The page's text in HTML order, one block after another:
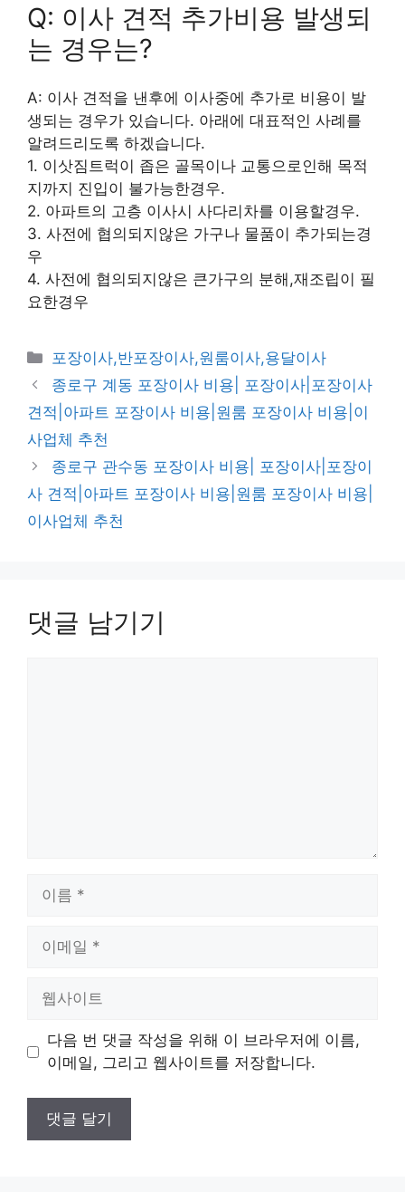
Q: 이사 견적 추가비용 발생되
는 경우는?
A: 이사 견적을 낸후에 이사중에 추가로 비용이 발
생되는 경우가 있습니다. 아래에 대표적인 사례를
알려드리도록 하겠습니다.
1. 이삿짐트럭이 좁은 골목이나 교통으로인해 목적
지까지 진입이 불가능한경우.
2. 아파트의 고층 이사시 사다리차를 이용할경우.
3. 사전에 협의되지않은 가구나 물품이 추가되는경
우
4. 사전에 협의되지않은 큰가구의 분해,재조립이 필
요한경우
카
테
고
리
포장이사,반포장이사,원룸이사,용달이사
종로구 계동 포장이사 비용| 포장이사|포장이사
견적|아파트 포장이사 비용|원룸 포장이사 비용|이
사업체 추천
종로구 관수동 포장이사 비용| 포장이사|포장이
사 견적|아파트 포장이사 비용|원룸 포장이사 비용|
이사업체 추천
댓글 남기기
트
다음 번 댓글 작성을 위해 이 브라우저에 이름,
이메일, 그리고 웹사이트를 저장합니다.